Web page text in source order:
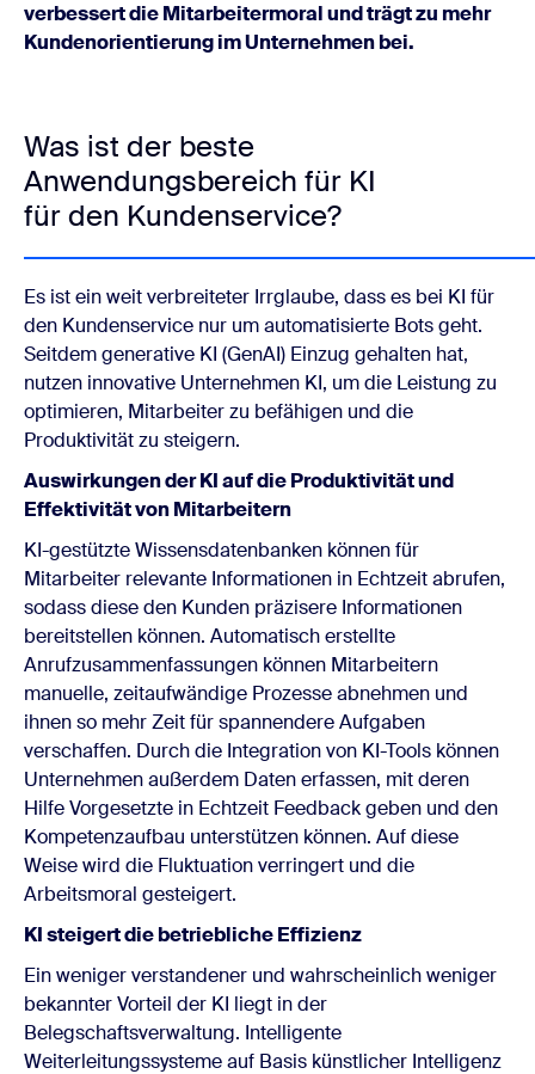
verbessert die Mitarbeitermoral und trägt zu mehr
Kundenorientierung im Unternehmen bei.
Was ist der beste
Anwendungsbereich für KI
für den Kundenservice?
Es ist ein weit verbreiteter Irrglaube, dass es bei KI für
den Kundenservice nur um automatisierte Bots geht.
Seitdem generative KI (GenAI) Einzug gehalten hat,
nutzen innovative Unternehmen KI, um die Leistung zu
optimieren, Mitarbeiter zu befähigen und die
Produktivität zu steigern.
Auswirkungen der KI auf die Produktivität und
Effektivität von Mitarbeitern
KI-gestützte Wissensdatenbanken können für
Mitarbeiter relevante Informationen in Echtzeit abrufen,
sodass diese den Kunden präzisere Informationen
bereitstellen können. Automatisch erstellte
Anrufzusammenfassungen können Mitarbeitern
manuelle, zeitaufwändige Prozesse abnehmen und
ihnen so mehr Zeit für spannendere Aufgaben
verschaffen. Durch die Integration von KI-Tools können
Unternehmen außerdem Daten erfassen, mit deren
Hilfe Vorgesetzte in Echtzeit Feedback geben und den
Kompetenzaufbau unterstützen können. Auf diese
Weise wird die Fluktuation verringert und die
Arbeitsmoral gesteigert.
KI steigert die betriebliche Effizienz
Ein weniger verstandener und wahrscheinlich weniger
bekannter Vorteil der KI liegt in der
Belegschaftsverwaltung. Intelligente
Weiterleitungssysteme auf Basis künstlicher Intelligenz